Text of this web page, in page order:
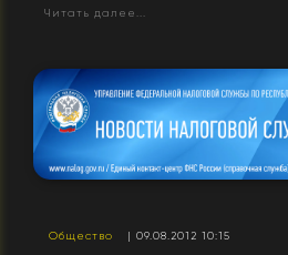
Читать далее...
Общество | 09.08.2012 10:15